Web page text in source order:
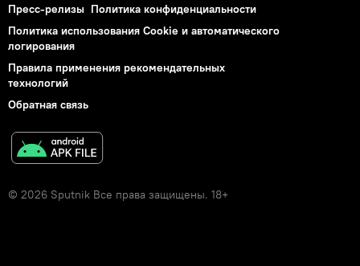
Пресс-релизы Политика конфиденциальности
Политика использования Cookie и автоматического
логирования
Правила применения рекомендательных
технологий
Обратная связь
© 2026 Sputnik Все права защищены. 18+